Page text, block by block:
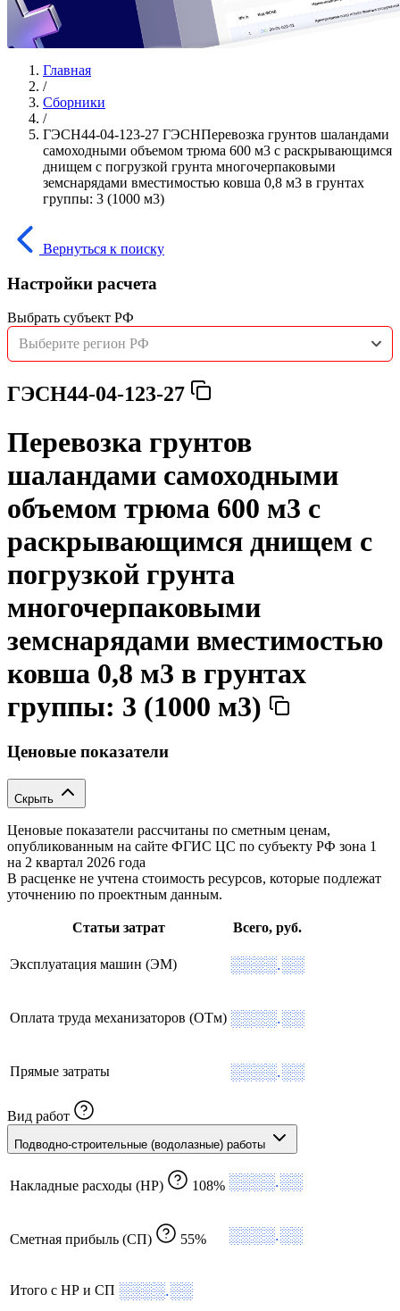
Главная
/
Сборники
/
ГЭСН44-04-123-27 ГЭСНПеревозка грунтов шаландами
самоходными объемом трюма 600 м3 с раскрывающимся
днищем с погрузкой грунта многочерпаковыми
земснарядами вместимостью ковша 0,8 м3 в грунтах
группы: 3 (1000 м3)
Вернуться к поиску
Настройки расчета
Выбрать субъект РФ
Выберите регион РФ
ГЭСН44-04-123-27
Перевозка грунтов
шаландами самоходными
объемом трюма 600 м3 с
раскрывающимся днищем с
погрузкой грунта
многочерпаковыми
земснарядами вместимостью
ковша 0,8 м3 в грунтах
группы: 3 (1000 м3)
Ценовые показатели
Скрыть
Ценовые показатели рассчитаны по сметным ценам,
опубликованным на сайте ФГИС ЦС по субъекту РФ зона 1
на 2 квартал 2026 года
В расценке не учтена стоимость ресурсов, которые подлежат
уточнению по проектным данным.
Статьи затрат Всего, руб.
Эксплуатация машин (ЭМ) ░░░░.░░
Оплата труда механизаторов (ОТм) ░░░░.░░
Прямые затраты ░░░░.░░
Вид работ
Подводно-строительные (водолазные) работы
Накладные расходы (НР) 108% ░░░░.░░
Сметная прибыль (СП) 55% ░░░░.░░
Итого с НР и СП ░░░░.░░